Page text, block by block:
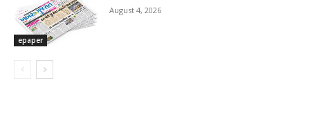
epaper
August 4, 2026